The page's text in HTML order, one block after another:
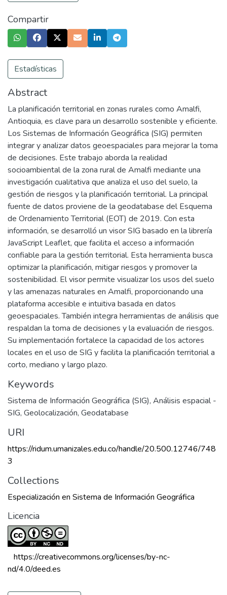
Compartir
Estadísticas
Abstract
La planificación territorial en zonas rurales como Amalfi,
Antioquia, es clave para un desarrollo sostenible y eficiente.
Los Sistemas de Información Geográfica (SIG) permiten
integrar y analizar datos geoespaciales para mejorar la toma
de decisiones. Este trabajo aborda la realidad
socioambiental de la zona rural de Amalfi mediante una
investigación cualitativa que analiza el uso del suelo, la
gestión de riesgos y la planificación territorial. La principal
fuente de datos proviene de la geodatabase del Esquema
de Ordenamiento Territorial (EOT) de 2019. Con esta
información, se desarrolló un visor SIG basado en la librería
JavaScript Leaflet, que facilita el acceso a información
confiable para la gestión territorial. Esta herramienta busca
optimizar la planificación, mitigar riesgos y promover la
sostenibilidad. El visor permite visualizar los usos del suelo
y las amenazas naturales en Amalfi, proporcionando una
plataforma accesible e intuitiva basada en datos
geoespaciales. También integra herramientas de análisis que
respaldan la toma de decisiones y la evaluación de riesgos.
Su implementación fortalece la capacidad de los actores
locales en el uso de SIG y facilita la planificación territorial a
corto, mediano y largo plazo.
Keywords
Sistema de Información Geográfica (SIG), Análisis espacial -
SIG, Geolocalización, Geodatabase
URI
https://ridum.umanizales.edu.co/handle/20.500.12746/748
3
Collections
Especialización en Sistema de Información Geográfica
Licencia
https://creativecommons.org/licenses/by-nc-
nd/4.0/deed.es